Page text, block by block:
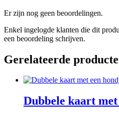
Er zijn nog geen beoordelingen.
Enkel ingelogde klanten die dit
een beoordeling schrijven.
Gerelateerde
Dubbele kaart